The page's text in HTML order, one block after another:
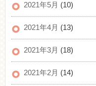
2021年5月 (10)
2021年4月 (13)
2021年3月 (18)
2021年2月 (14)